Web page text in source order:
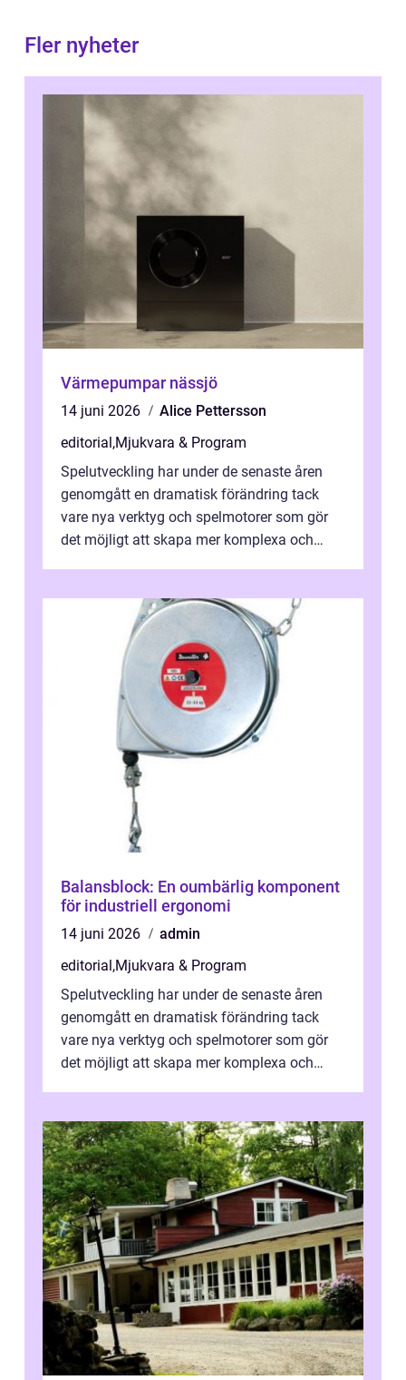
Fler nyheter
Värmepumpar nässjö
14 juni 2026
Alice Pettersson
editorial,Mjukvara & Program
Spelutveckling har under de senaste åren
genomgått en dramatisk förändring tack
vare nya verktyg och spelmotorer som gör
det möjligt att skapa mer komplexa och
Balansblock: En oumbärlig komponent
för industriell ergonomi
14 juni 2026
admin
editorial,Mjukvara & Program
Spelutveckling har under de senaste åren
genomgått en dramatisk förändring tack
vare nya verktyg och spelmotorer som gör
det möjligt att skapa mer komplexa och